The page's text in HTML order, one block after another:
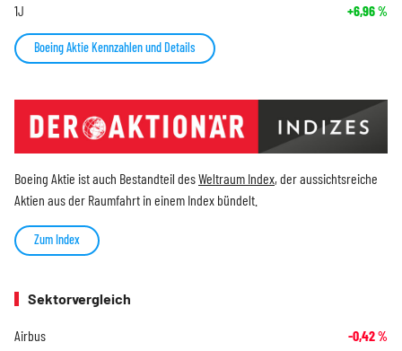
1J +6,96%
Boeing Aktie Kennzahlen und Details
Boeing Aktie ist auch Bestandteil desWeltraum Index, der aussichtsreiche
Aktien aus der Raumfahrt in einem Index bündelt.
Zum Index
Sektorvergleich
Airbus -0,42%